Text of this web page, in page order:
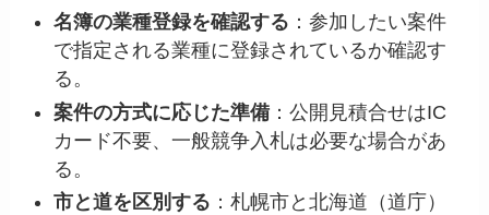
名簿の業種登録を確認する ：参加したい案件
で指定される業種に登録されているか確認す
る。
案件の方式に応じた準備 ：公開見積合せはIC
カード不要、一般競争入札は必要な場合があ
る。
市と道を区別する ：札幌市と北海道（道庁）